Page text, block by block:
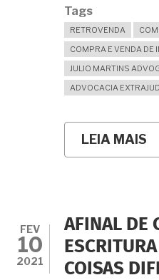
Tags
RETROVENDA
COMPRA E VENDA DE
JULIO MARTINS
ADVOCACIA
LEIA MAIS
FEV
10
2021
AFINAL DE
COISAS